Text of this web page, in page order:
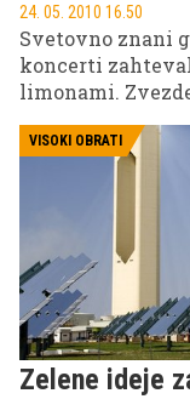
24. 05. 2010 16.50
Svetovno znani
koncerti
limonami.
precej bolj
VISOKI OBRATI
Zelene ideje